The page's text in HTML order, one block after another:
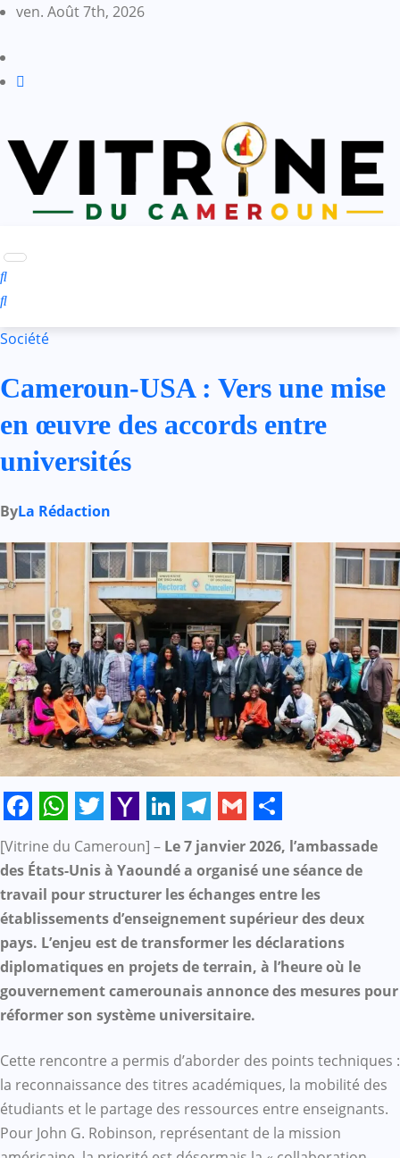
Skip
content
ven. Août 7th, 2026
Société
Cameroun-USA : Vers une mise
en œuvre des accords entre
universités
ByLa Rédaction
Facebook
WhatsApp
Twitter
Yahoo
Mail
LinkedIn
Telegram
Gmail
Share
[Vitrine du Cameroun] – Le 7 janvier 2026, l’ambassade
des États-Unis à Yaoundé a organisé une séance de
travail pour structurer les échanges entre les
établissements d’enseignement supérieur des deux
pays. L’enjeu est de transformer les déclarations
diplomatiques en projets de terrain, à l’heure où le
gouvernement camerounais annonce des mesures pour
réformer son système universitaire.
Cette rencontre a permis d’aborder des points techniques :
la reconnaissance des titres académiques, la mobilité des
étudiants et le partage des ressources entre enseignants.
Pour John G. Robinson, représentant de la mission